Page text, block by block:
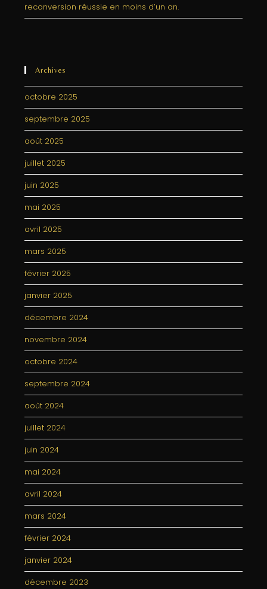
reconversion réussie en moins d’un an.
Archives
octobre 2025
septembre 2025
août 2025
juillet 2025
juin 2025
mai 2025
avril 2025
mars 2025
février 2025
janvier 2025
décembre 2024
novembre 2024
octobre 2024
septembre 2024
août 2024
juillet 2024
juin 2024
mai 2024
avril 2024
mars 2024
février 2024
janvier 2024
décembre 2023